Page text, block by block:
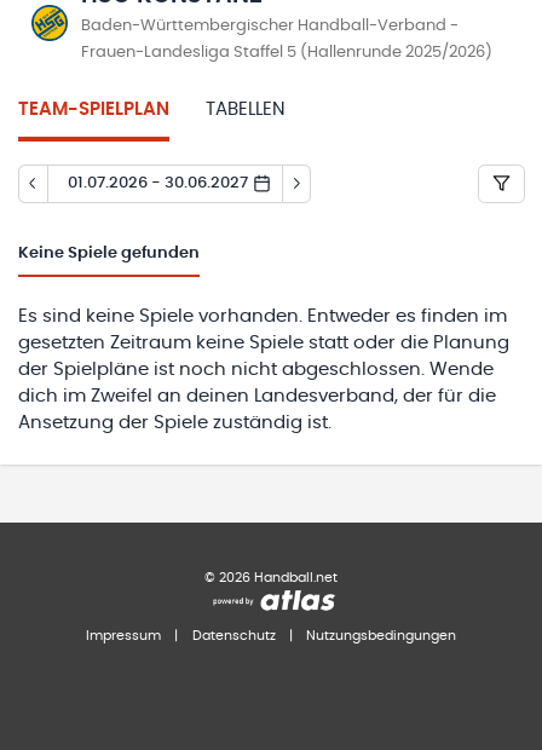
Baden-Württembergischer Handball-Verband -
Frauen-Landesliga Staffel 5 (Hallenrunde 2025/2026)
TEAM-SPIELPLAN TABELLEN
01.07.2026 - 30.06.2027
Keine Spiele gefunden
Es sind keine Spiele vorhanden. Entweder es finden im
gesetzten Zeitraum keine Spiele statt oder die Planung
der Spielpläne ist noch nicht abgeschlossen. Wende
dich im Zweifel an deinen Landesverband, der für die
Ansetzung der Spiele zuständig ist.
© 2026 Handball.net
Impressum Datenschutz Nutzungsbedingungen